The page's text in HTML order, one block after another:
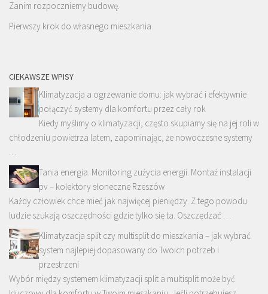
Zanim rozpoczniemy budowę.
Pierwszy krok do własnego mieszkania
CIEKAWSZE WPISY
Klimatyzacja a ogrzewanie domu: jak wybrać i efektywnie
połączyć systemy dla komfortu przez cały rok
Kiedy myślimy o klimatyzacji, często skupiamy się na jej roli w
chłodzeniu powietrza latem, zapominając, że nowoczesne systemy
…
Tania energia. Monitoring zużycia energii. Montaż instalacji
pv – kolektory słoneczne Rzeszów
Każdy człowiek chce mieć jak najwięcej pieniędzy. Z tego powodu
ludzie szukają oszczędności gdzie tylko się ta. Oszczędzać …
Klimatyzacja split czy multisplit do mieszkania – jak wybrać
system najlepiej dopasowany do Twoich potrzeb i
przestrzeni
Wybór między systemem klimatyzacji split a multisplit może być